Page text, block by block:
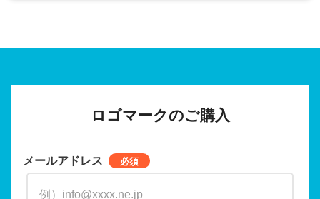
ロゴマークのご購入
メールアドレス